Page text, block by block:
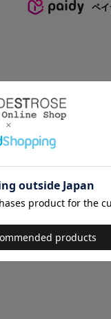
ペ
商品コード
ブランド
素材
原産国
サイズ